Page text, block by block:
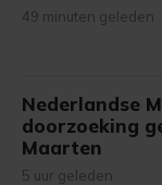
49 minuten geleden
Nederlandse
doorzoeking
Maarten
5 uur geleden